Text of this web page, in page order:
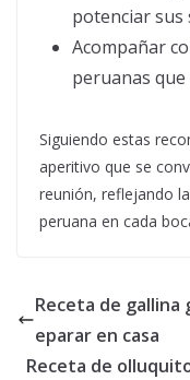
potenciar sus
Acompañar
peruanas
Siguiendo estas
aperitivo que se
reunión, reflejando
peruana en cada
Receta de gallina
eparar en casa
Receta de